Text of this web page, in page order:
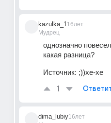
kazulka_1
Мудрец
16лет
однозначно
какая разница?
Источник: ;))хе-хе
1
dima_lubiy16лет